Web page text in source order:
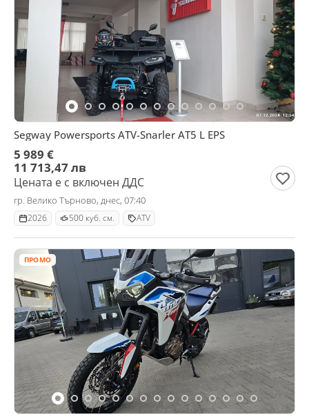
Segway Powersports ATV-Snarler AT5 L EPS
5 989 €
11 713,47 лв
Цената е с включен ДДС
гр. Велико Търново, днес, 07:40
2026 500 куб. см. ATV
ПРОМО